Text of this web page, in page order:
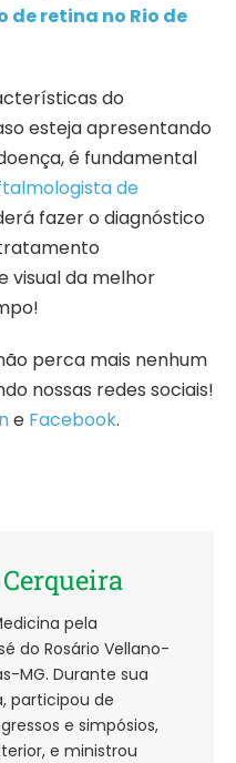
retina no Rio de
do
esteja apresentando
é fundamental
de
fazer o diagnóstico
visual da melhor
perca mais nenhum
nossas redes sociais!
e Facebook.
pela
do Rosário Vellano-
MG. Durante sua
participou de
e simpósios,
e ministrou